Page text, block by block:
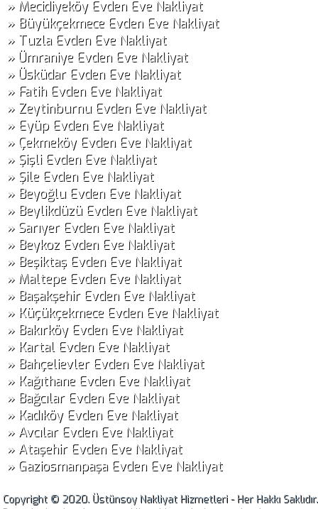
» Mecidiyeköy Evden Eve Nakliyat
» Büyükçekmece Evden Eve Nakliyat
» Tuzla Evden Eve Nakliyat
» Ümraniye Evden Eve Nakliyat
» Üsküdar Evden Eve Nakliyat
» Fatih Evden Eve Nakliyat
» Zeytinburnu Evden Eve Nakliyat
» Eyüp Evden Eve Nakliyat
» Çekmeköy Evden Eve Nakliyat
» Şişli Evden Eve Nakliyat
» Şile Evden Eve Nakliyat
» Beyoğlu Evden Eve Nakliyat
» Beylikdüzü Evden Eve Nakliyat
» Sarıyer Evden Eve Nakliyat
» Beykoz Evden Eve Nakliyat
» Beşiktaş Evden Eve Nakliyat
» Maltepe Evden Eve Nakliyat
» Başakşehir Evden Eve Nakliyat
» Küçükçekmece Evden Eve Nakliyat
» Bakırköy Evden Eve Nakliyat
» Kartal Evden Eve Nakliyat
» Bahçelievler Evden Eve Nakliyat
» Kağıthane Evden Eve Nakliyat
» Bağcılar Evden Eve Nakliyat
» Kadıköy Evden Eve Nakliyat
» Avcılar Evden Eve Nakliyat
» Ataşehir Evden Eve Nakliyat
» Gaziosmanpaşa Evden Eve Nakliyat
Copyright © 2020. Üstünsoy Nakliyat Hizmetleri - Her Hakkı Saklıdır.